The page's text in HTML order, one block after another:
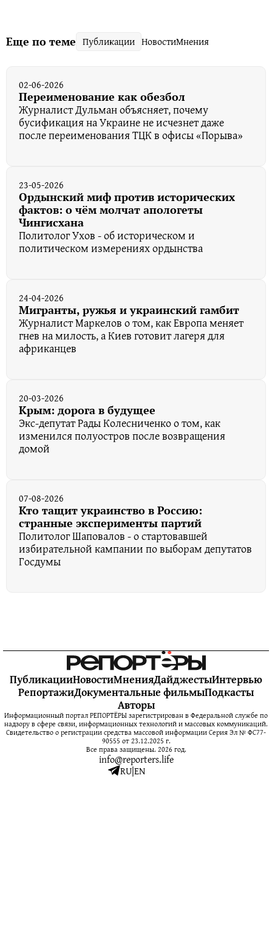
Еще по теме Публикации НовостиМнения
02-06-2026
Переименование как обезбол
Журналист Дульман объясняет, почему
бусификация на Украине не исчезнет даже
после переименования ТЦК в офисы «Порыва»
23-05-2026
Ордынский миф против исторических
фактов: о чём молчат апологеты
Чингисхана
Политолог Ухов - об историческом и
политическом измерениях ордынства
24-04-2026
Мигранты, ружья и украинский гамбит
Журналист Маркелов о том, как Европа меняет
гнев на милость, а Киев готовит лагеря для
африканцев
20-03-2026
Крым: дорога в будущее
Экс-депутат Рады Колесниченко о том, как
изменился полуостров после возвращения
домой
07-08-2026
Кто тащит украинство в Россию:
странные эксперименты партий
Политолог Шаповалов - о стартовавшей
избирательной кампании по выборам депутатов
Госдумы
ПубликацииНовостиМненияДайджестыИнтервью
РепортажиДокументальные фильмыПодкасты
Авторы
Информационный портал РЕПОРТЁРЫ зарегистрирован в Федеральной службе по
надзору в сфере связи, информационных технологий и массовых коммуникаций.
Свидетельство о регистрации средства массовой информации Серия Эл № ФС77-
90555 от 23.12.2025 г.
Все права защищены. 2026 год.
info@reporters.life
RU|EN